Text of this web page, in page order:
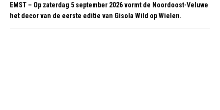
EMST – Op zaterdag 5 september 2026 vormt de Noordoost-Veluwe
het decor van de eerste editie van Gisola Wild op Wielen.